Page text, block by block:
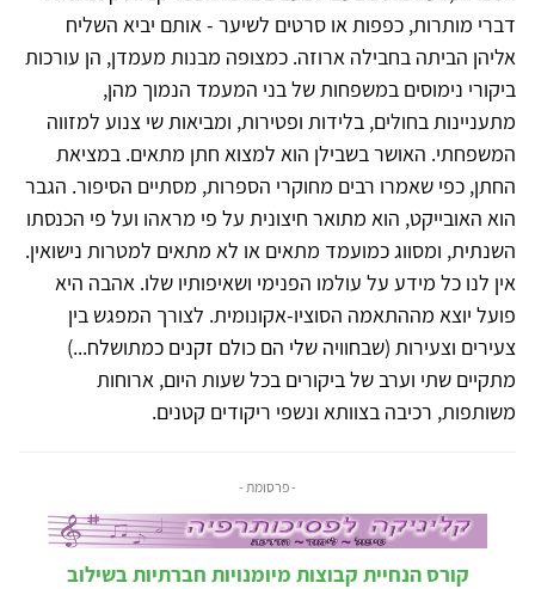
דברי מותרות, כפפות או סרטים לשיער - אותם יביא השליח
אליהן הביתה בחבילה ארוזה. כמצופה מבנות מעמדן, הן עורכות
ביקורי נימוסים במשפחות של בני המעמד הנמוך מהן,
מתעניינות בחולים, בלידות ופטירות, ומביאות שי צנוע למזווה
המשפחתי. האושר בשבילן הוא למצוא חתן מתאים. במציאת
החתן, כפי שאמרו רבים מחוקרי הספרות, מסתיים הסיפור. הגבר
הוא האובייקט, הוא מתואר חיצונית על פי מראהו ועל פי הכנסתו
השנתית, ומסווג כמועמד מתאים או לא מתאים למטרות נישואין.
אין לנו כל מידע על עולמו הפנימי ושאיפותיו שלו. אהבה היא
פועל יוצא מההתאמה הסוציו-אקונומית. לצורך המפגש בין
צעירים וצעירות (שבחוויה שלי הם כולם זקנים כמתושלח...)
מתקיים שתי וערב של ביקורים בכל שעות היום, ארוחות
משותפות, רכיבה בצוותא ונשפי ריקודים קטנים.
- פרסומת -
קורס הנחיית קבוצות מיומנויות חברתיות בשילוב